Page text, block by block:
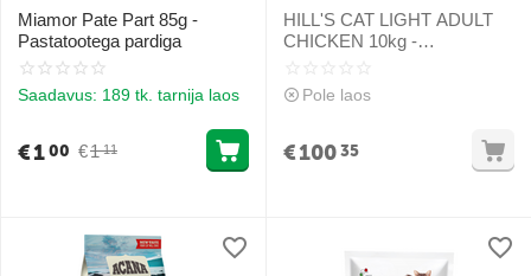
Miamor Pate Part 85g -
Pastatootega pardiga
Saadavus: 189 tk. tarnija laos
€1 11
€100
HILL'S CAT LIGHT ADULT
CHICKEN 10kg -
kassidele
Pole laos
€10035